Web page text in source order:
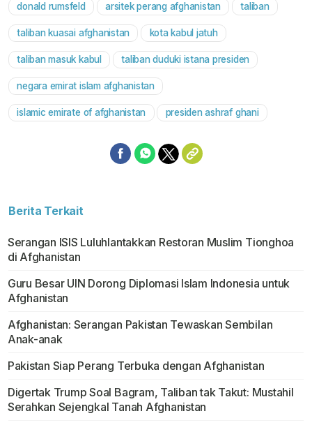
Mute
donald rumsfeld arsitek perang afghanistan taliban
taliban kuasai afghanistan kota kabul jatuh
taliban masuk kabul taliban duduki istana presiden
negara emirat islam afghanistan
islamic emirate of afghanistan presiden ashraf ghani
Berita Terkait
Serangan ISIS Luluhlantakkan Restoran Muslim Tionghoa
di Afghanistan
Guru Besar UIN Dorong Diplomasi Islam Indonesia untuk
Afghanistan
Afghanistan: Serangan Pakistan Tewaskan Sembilan
Anak-anak
Pakistan Siap Perang Terbuka dengan Afghanistan
Digertak Trump Soal Bagram, Taliban tak Takut: Mustahil
Serahkan Sejengkal Tanah Afghanistan